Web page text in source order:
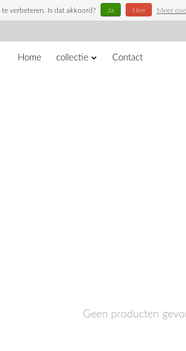
Home collectie Contact
Geen producten
verbeteren. Is dat akkoord? Ja Nee Meer